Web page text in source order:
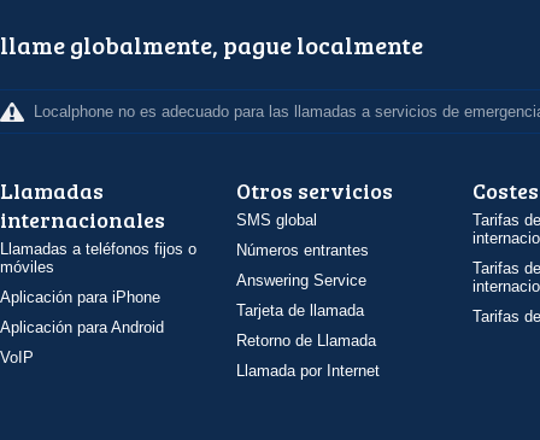
llame globalmente, pague localmente
Localphone no es adecuado para las llamadas a servicios de
Llamadas
internacionales
Llamadas a teléfonos fijos o
móviles
Aplicación para iPhone
Aplicación para Android
VoIP
Otros servicios
SMS global
Números entrantes
Answering Service
Tarjeta de llamada
Retorno de Llamada
Llamada por Internet
Costes
Tarifas
Tarifas
Tarifas